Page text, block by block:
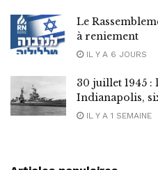
Le
à reniement
IL Y A 6 JOURS
30 juillet 1945 :
Indianapolis,
IL Y A 1 SEMAINE